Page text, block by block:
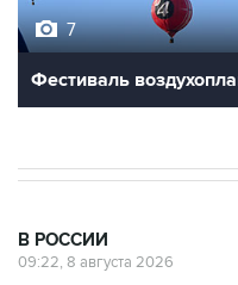
7
Фестиваль
В РОССИИ
09:22, 8 августа 2026